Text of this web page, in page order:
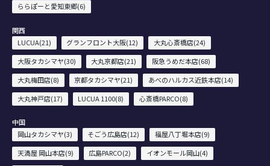
ららぽーと愛知東郷(6)
関西
LUCUA(21)
グランフロント大阪(12)
大丸心斎橋店(24)
大阪タカシマヤ(30)
大丸京都店(21)
阪急うめだ本店(68)
大丸梅田店(8)
京都タカシマヤ(21)
あべのハルカス近鉄本店(14)
大丸神戸店(17)
LUCUA 1100(8) 心斎橋PARCO(8)
中国
岡山タカシマヤ(3)
そごう広島店(12)
福屋八丁堀本店(9)
天満屋 岡山本店(9)
広島PARCO(2)
イオンモール岡山(4)